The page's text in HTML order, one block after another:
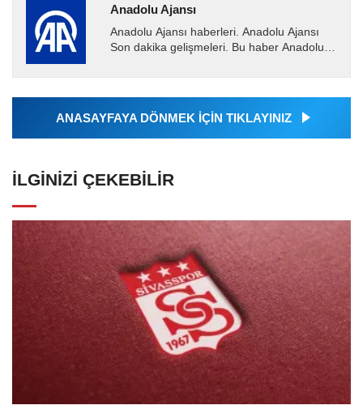
Anadolu Ajansı
Anadolu Ajansı haberleri. Anadolu Ajansı
Son dakika gelişmeleri. Bu haber Anadolu
Ajansı tarafından...
ANASAYFAYA DÖNMEK İÇİN TIKLAYINIZ
İLGINIZI ÇEKEBILIR